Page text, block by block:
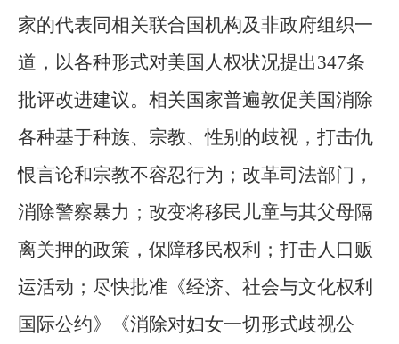
家的代表同相关联合国机构及非政府组织一
道，以各种形式对美国人权状况提出347条
批评改进建议。相关国家普遍敦促美国消除
各种基于种族、宗教、性别的歧视，打击仇
恨言论和宗教不容忍行为；改革司法部门，
消除警察暴力；改变将移民儿童与其父母隔
离关押的政策，保障移民权利；打击人口贩
运活动；尽快批准《经济、社会与文化权利
国际公约》《消除对妇女一切形式歧视公